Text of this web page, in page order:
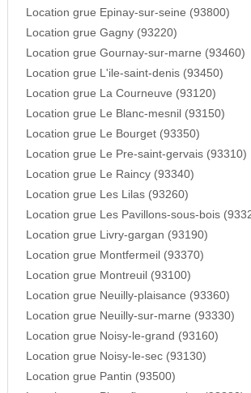
Location grue Epinay-sur-seine (93800)
Location grue Gagny (93220)
Location grue Gournay-sur-marne (93460)
Location grue L'ile-saint-denis (93450)
Location grue La Courneuve (93120)
Location grue Le Blanc-mesnil (93150)
Location grue Le Bourget (93350)
Location grue Le Pre-saint-gervais (93310)
Location grue Le Raincy (93340)
Location grue Les Lilas (93260)
Location grue Les Pavillons-sous-bois
Location grue Livry-gargan (93190)
Location grue Montfermeil (93370)
Location grue Montreuil (93100)
Location grue Neuilly-plaisance (93360)
Location grue Neuilly-sur-marne (93330)
Location grue Noisy-le-grand (93160)
Location grue Noisy-le-sec (93130)
Location grue Pantin (93500)